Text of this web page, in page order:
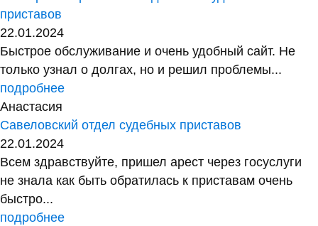
приставов
22.01.2024
Быстрое обслуживание и очень удобный сайт. Не
только узнал о долгах, но и решил проблемы...
подробнее
Анастасия
Савеловский отдел судебных приставов
22.01.2024
Всем здравствуйте, пришел арест через госуслуги
не знала как быть обратилась к приставам очень
быстро...
подробнее